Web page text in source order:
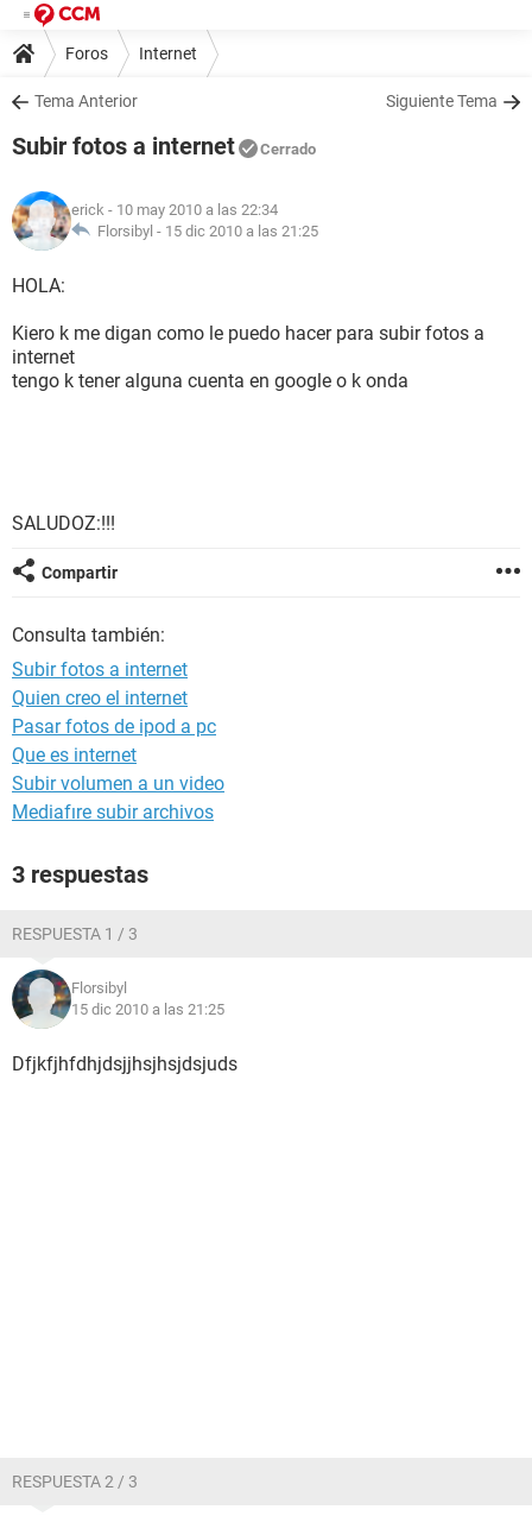
Foros Internet
Tema Anterior Siguiente Tema
Subir fotos a internet Cerrado
erick - 10 may 2010 a las 22:34
Florsibyl - 15 dic 2010 a las 21:25
HOLA:
Kiero k me digan como le puedo hacer para subir fotos a
internet
tengo k tener alguna cuenta en google o k onda
SALUDOZ:!!!
Compartir
Consulta también:
Subir fotos a internet
Quien creo el internet
Pasar fotos de ipod a pc
Que es internet
Subir volumen a un video
Mediafıre subir archivos
3 respuestas
RESPUESTA 1 / 3
Florsibyl
15 dic 2010 a las 21:25
Dfjkfjhfdhjdsjjhsjhsjdsjuds
RESPUESTA 2 / 3